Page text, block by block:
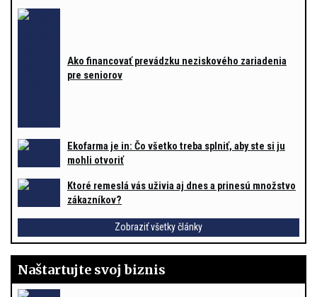
Ako financovať prevádzku neziskového zariadenia
pre seniorov
Ekofarma je in: Čo všetko treba splniť, aby ste si ju
mohli otvoriť
Ktoré remeslá vás uživia aj dnes a prinesú množstvo
zákazníkov?
Zobraziť všetky články
Naštartujte svoj biznis